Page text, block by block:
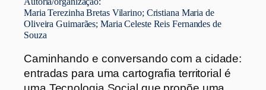
Maria Terezinha Bretas Vilarino; Cristiana Maria de
Oliveira Guimarães; Maria Celeste Reis Fernandes de
Souza
Caminhando e conversando com a cidade:
entradas para uma cartografia territorial é